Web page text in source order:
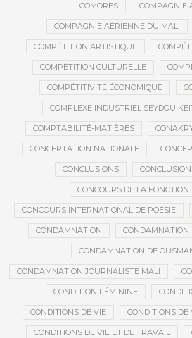
COMORES COMPAGNIE
COMPAGNIE AÉRIENNE DU MALI
COMPÉTITION ARTISTIQUE
COMPÉTITION CULTURELLE
COMPÉTITIVITÉ ÉCONOMIQUE
COMPLEXE INDUSTRIEL SEYDOU
COMPTABILITÉ-MATIÈRES
CONCERTATION NATIONALE
CONCLUSIONS
CONCOURS DE LA
CONCOURS INTERNATIONAL DE POÉSIE
CONDAMNATION CONDAMNATION
CONDAMNATION DE
CONDAMNATION JOURNALISTE MALI
CONDITION FÉMININE
CONDITIONS DE VIE CONDITIONS DE
CONDITIONS DE VIE ET DE TRAVAIL